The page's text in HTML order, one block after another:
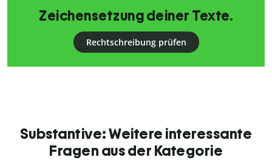
Zeichensetzung deiner Texte.
Rechtschreibung prüfen
Substantive: Weitere interessante
Fragen aus der Kategorie